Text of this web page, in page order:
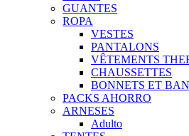
GUANTES
ROPA
VESTES
PANTALONS
VÊTEMENTS
CHAUSSETTES
BONNETS ET
PACKS AHORRO
ARNESES
Adulto